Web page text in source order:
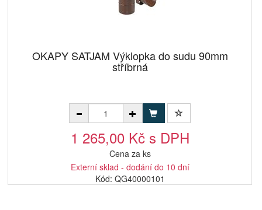
OKAPY SATJAM Výklopka do sudu 90mm
stříbrná
1 265,00 Kč s DPH
Cena za ks
Externí sklad - dodání do 10 dní
Kód: QG40000101